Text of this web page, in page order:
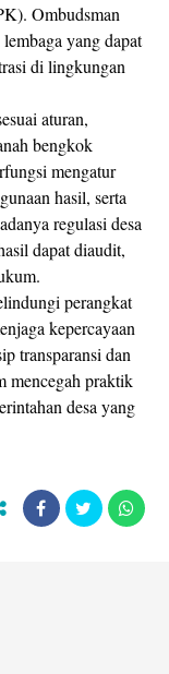
Ombudsman
yang dapat
di lingkungan
aturan,
bengkok
mengatur
hasil, serta
regulasi desa
dapat diaudit,
perangkat
kepercayaan
transparansi dan
mencegah praktik
desa yang